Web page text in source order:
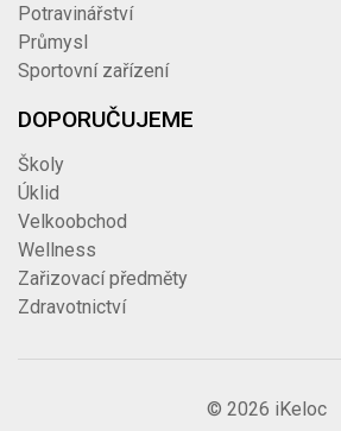
Potravinářství
Průmysl
Sportovní zařízení
DOPORUČUJEME
Školy
Úklid
Velkoobchod
Wellness
Zařizovací předměty
Zdravotnictví
© 2026 iKeloc